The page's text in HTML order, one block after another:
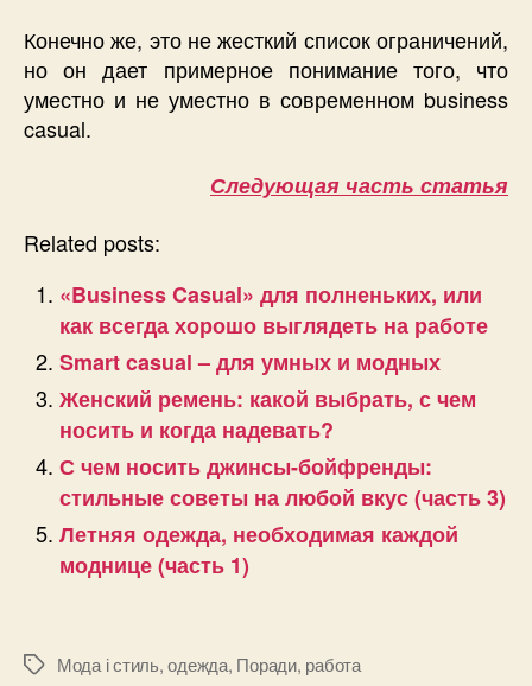
Конечно же, это не жесткий список ограничений,
но он дает примерное понимание того, что
уместно и не уместно в современном business
casual.
Следующая часть статья
Related posts:
«Business Casual» для полненьких, или
как всегда хорошо выглядеть на работе
Smart casual – для умных и модных
Женский ремень: какой выбрать, с чем
носить и когда надевать?
С чем носить джинсы-бойфренды:
стильные советы на любой вкус (часть 3)
Летняя одежда, необходимая каждой
моднице (часть 1)
ПозначкиМода і стиль,одежда, Поради, работа